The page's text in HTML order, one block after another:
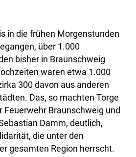
in die frühen Morgenstunden
über 1.000
bisher in Braunschweig
waren etwa 1.000
300 davon aus anderen
Das, so machten Torge
Feuerwehr Braunschweig und
Damm, deutlich,
die unter den
gesamten Region herrscht.